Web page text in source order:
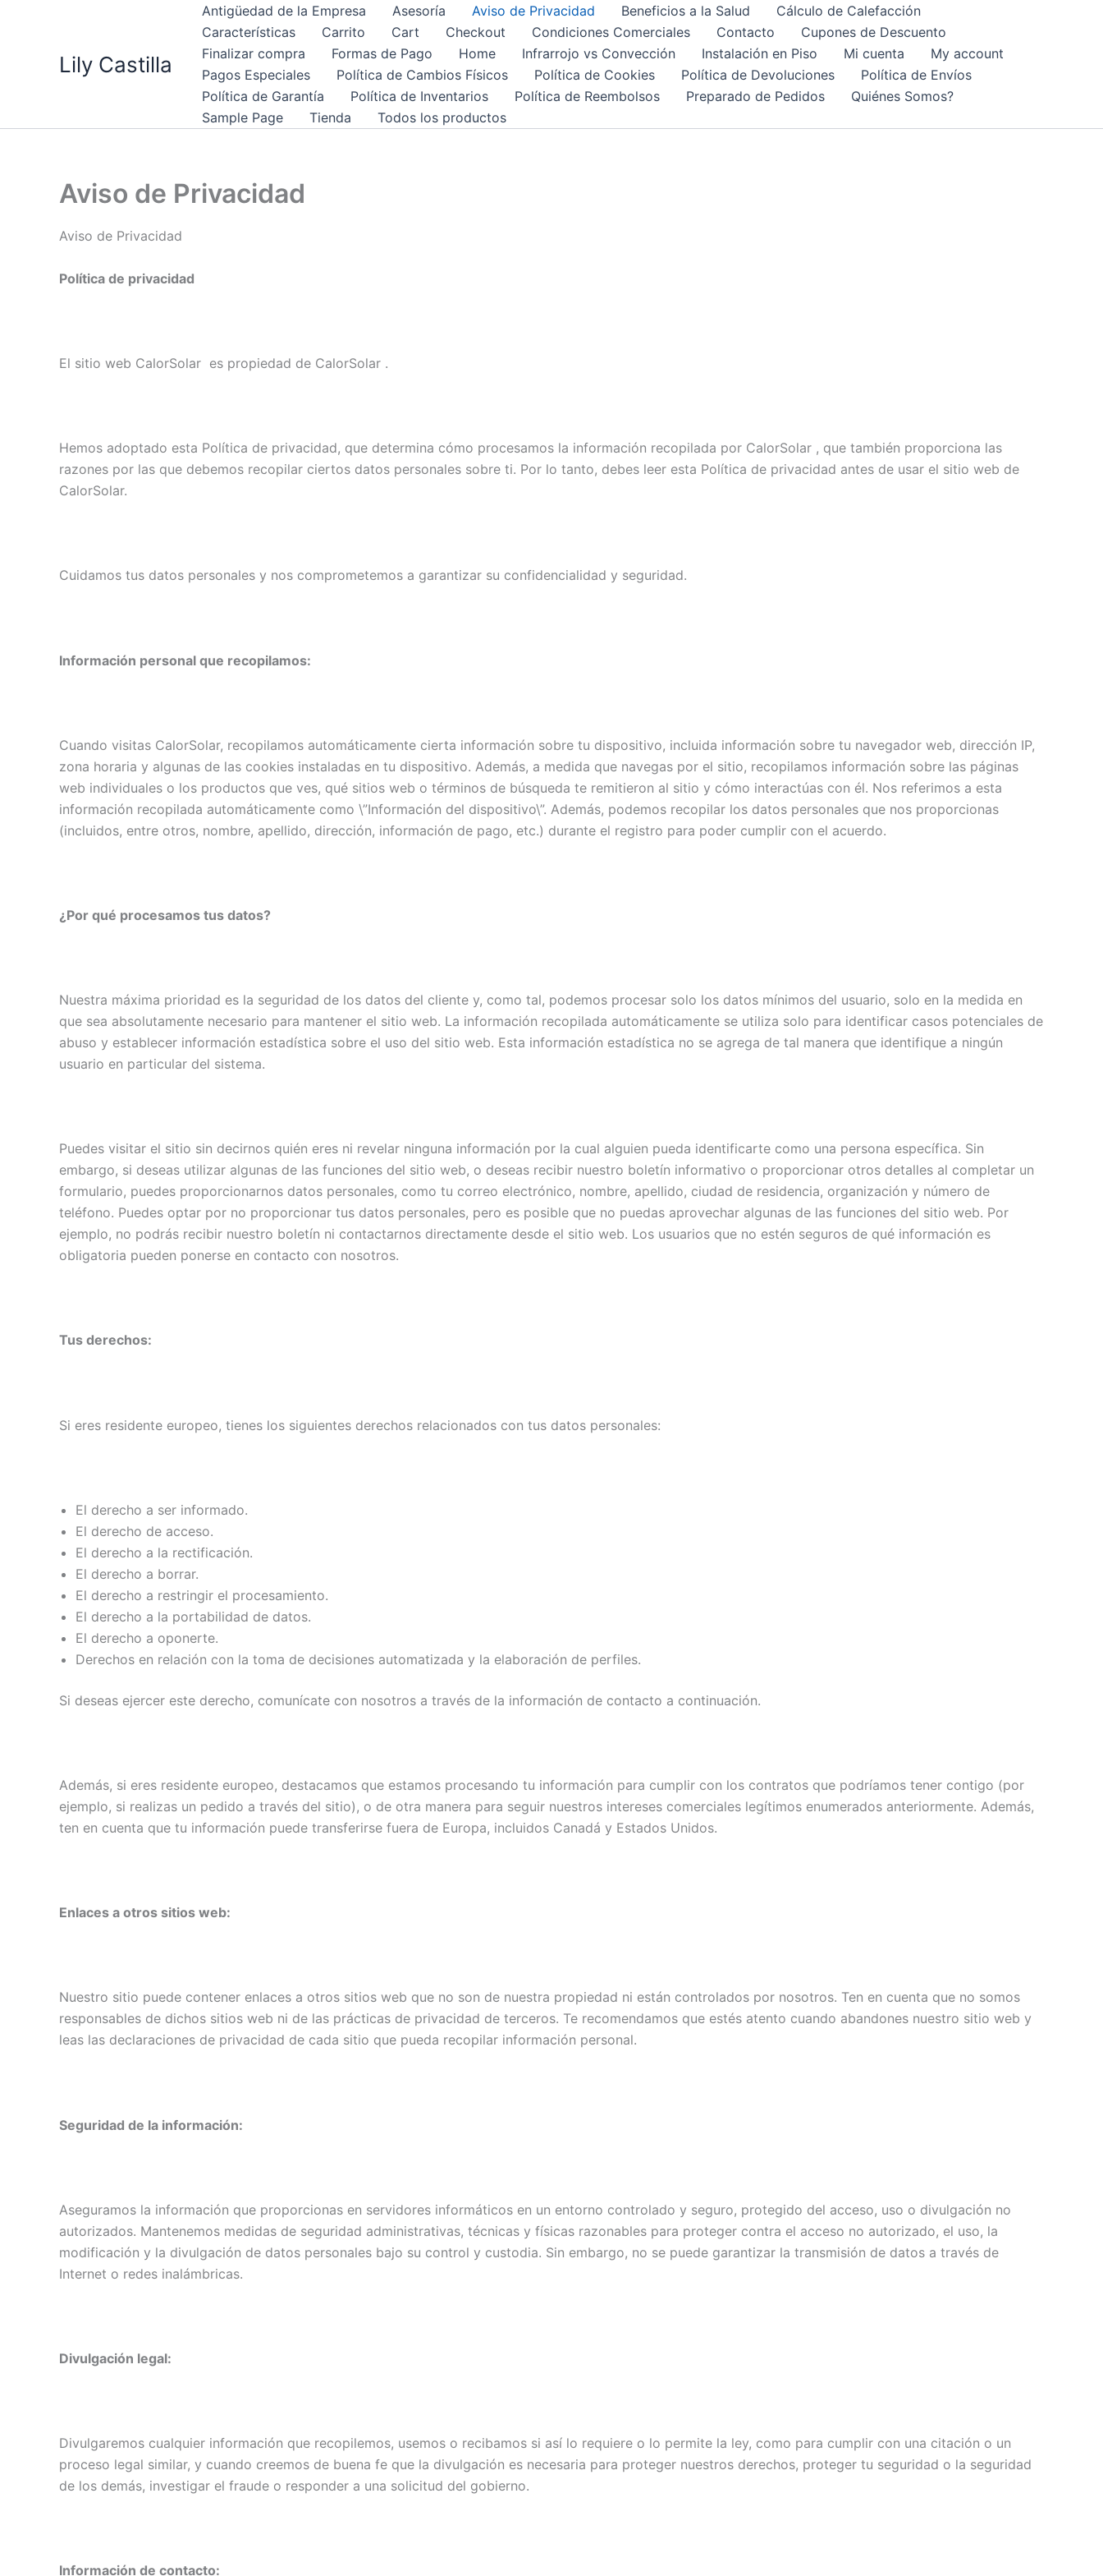
contenidoLily Castilla
Antigüedad de la Empresa Asesoría Aviso de Privacidad Beneficios a la Salud
Cálculo de Calefacción
Características
Carrito Cart Checkout Condiciones Comerciales Contacto
Cupones de Descuento
Finalizar compra
Formas de Pago Home Infrarrojo vs Convección Instalación en Piso Mi cuenta
My account
Pagos Especiales
Política de Cambios Físicos Política de Cookies Política de Devoluciones
Política de Envíos
Política de Garantía
Política de Inventarios Política de Reembolsos Preparado de Pedidos
Quiénes Somos?
Sample Page
Tienda Todos los productos
Aviso de Privacidad
Aviso de Privacidad
Política de privacidad
El sitio web CalorSolar es propiedad de CalorSolar .
Hemos adoptado esta Política de privacidad, que determina cómo procesamos la información recopilada por CalorSolar , que también proporciona las
razones por las que debemos recopilar ciertos datos personales sobre ti. Por lo tanto, debes leer esta Política de privacidad antes de usar el sitio web de
CalorSolar.
Cuidamos tus datos personales y nos comprometemos a garantizar su confidencialidad y seguridad.
Información personal que recopilamos:
Cuando visitas CalorSolar, recopilamos automáticamente cierta información sobre tu dispositivo, incluida información sobre tu navegador web, dirección IP,
zona horaria y algunas de las cookies instaladas en tu dispositivo. Además, a medida que navegas por el sitio, recopilamos información sobre las páginas
web individuales o los productos que ves, qué sitios web o términos de búsqueda te remitieron al sitio y cómo interactúas con él. Nos referimos a esta
información recopilada automáticamente como \”Información del dispositivo\”. Además, podemos recopilar los datos personales que nos proporcionas
(incluidos, entre otros, nombre, apellido, dirección, información de pago, etc.) durante el registro para poder cumplir con el acuerdo.
¿Por qué procesamos tus datos?
Nuestra máxima prioridad es la seguridad de los datos del cliente y, como tal, podemos procesar solo los datos mínimos del usuario, solo en la medida en
que sea absolutamente necesario para mantener el sitio web. La información recopilada automáticamente se utiliza solo para identificar casos potenciales de
abuso y establecer información estadística sobre el uso del sitio web. Esta información estadística no se agrega de tal manera que identifique a ningún
usuario en particular del sistema.
Puedes visitar el sitio sin decirnos quién eres ni revelar ninguna información por la cual alguien pueda identificarte como una persona específica. Sin
embargo, si deseas utilizar algunas de las funciones del sitio web, o deseas recibir nuestro boletín informativo o proporcionar otros detalles al completar un
formulario, puedes proporcionarnos datos personales, como tu correo electrónico, nombre, apellido, ciudad de residencia, organización y número de
teléfono. Puedes optar por no proporcionar tus datos personales, pero es posible que no puedas aprovechar algunas de las funciones del sitio web. Por
ejemplo, no podrás recibir nuestro boletín ni contactarnos directamente desde el sitio web. Los usuarios que no estén seguros de qué información es
obligatoria pueden ponerse en contacto con nosotros.
Tus derechos:
Si eres residente europeo, tienes los siguientes derechos relacionados con tus datos personales:
El derecho a ser informado.
El derecho de acceso.
El derecho a la rectificación.
El derecho a borrar.
El derecho a restringir el procesamiento.
El derecho a la portabilidad de datos.
El derecho a oponerte.
Derechos en relación con la toma de decisiones automatizada y la elaboración de perfiles.
Si deseas ejercer este derecho, comunícate con nosotros a través de la información de contacto a continuación.
Además, si eres residente europeo, destacamos que estamos procesando tu información para cumplir con los contratos que podríamos tener contigo (por
ejemplo, si realizas un pedido a través del sitio), o de otra manera para seguir nuestros intereses comerciales legítimos enumerados anteriormente. Además,
ten en cuenta que tu información puede transferirse fuera de Europa, incluidos Canadá y Estados Unidos.
Enlaces a otros sitios web:
Nuestro sitio puede contener enlaces a otros sitios web que no son de nuestra propiedad ni están controlados por nosotros. Ten en cuenta que no somos
responsables de dichos sitios web ni de las prácticas de privacidad de terceros. Te recomendamos que estés atento cuando abandones nuestro sitio web y
leas las declaraciones de privacidad de cada sitio que pueda recopilar información personal.
Seguridad de la información:
Aseguramos la información que proporcionas en servidores informáticos en un entorno controlado y seguro, protegido del acceso, uso o divulgación no
autorizados. Mantenemos medidas de seguridad administrativas, técnicas y físicas razonables para proteger contra el acceso no autorizado, el uso, la
modificación y la divulgación de datos personales bajo su control y custodia. Sin embargo, no se puede garantizar la transmisión de datos a través de
Internet o redes inalámbricas.
Divulgación legal:
Divulgaremos cualquier información que recopilemos, usemos o recibamos si así lo requiere o lo permite la ley, como para cumplir con una citación o un
proceso legal similar, y cuando creemos de buena fe que la divulgación es necesaria para proteger nuestros derechos, proteger tu seguridad o la seguridad
de los demás, investigar el fraude o responder a una solicitud del gobierno.
Información de contacto: